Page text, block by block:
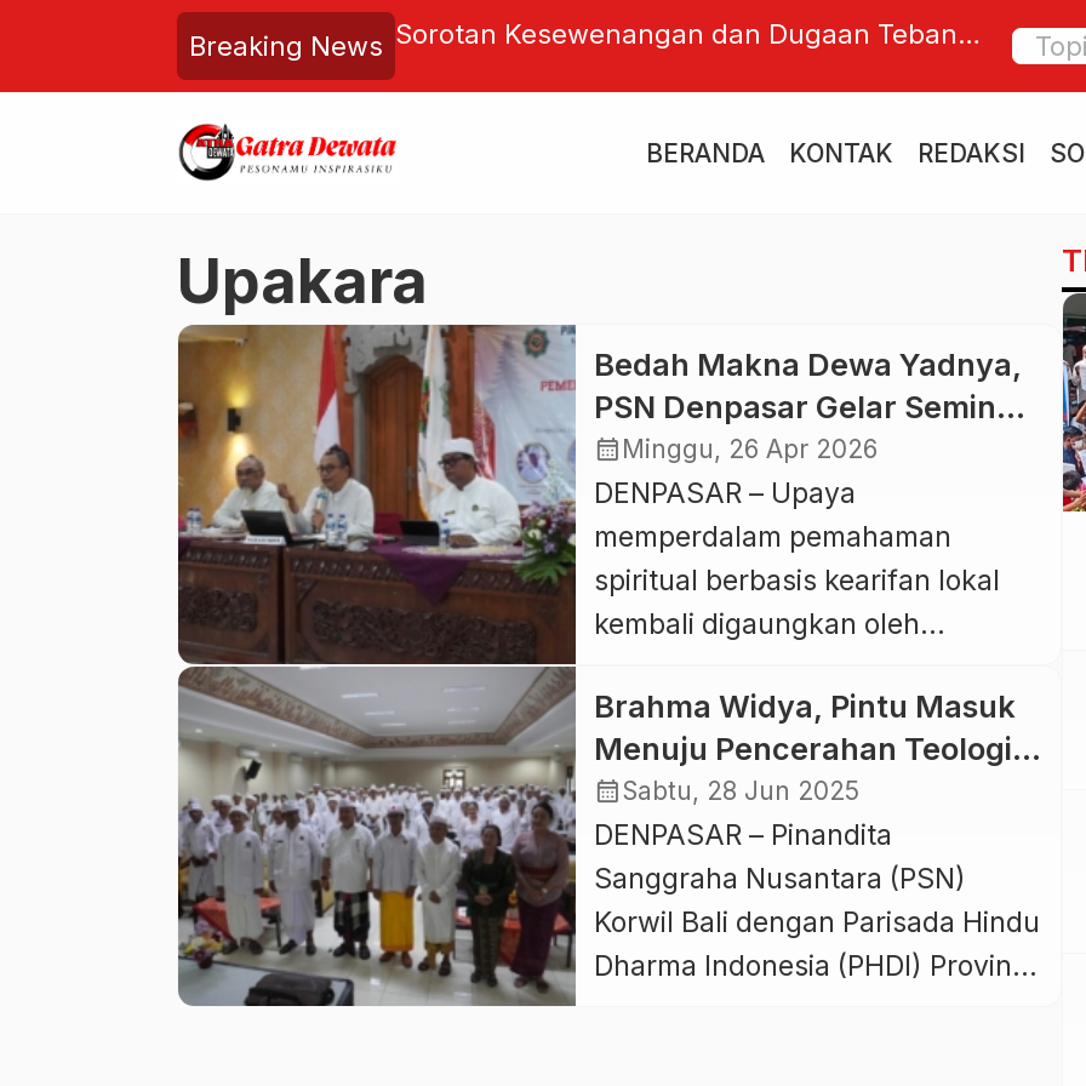
Breaking News
Satukan 1.200 Pelari di
Bali sebagai Destinasi Gaya
Sorotan Kesewenangan dan Dugaan Tebang
BERANDA KONTAK REDAKSI
Upakara
Bedah Makna Dewa Yadnya,
PSN Denpasar Gelar Seminar
Pemendakan dan
Pedatengan
calendar_month Minggu, 26 Apr 2026
DENPASAR – Upaya
memperdalam pemahaman
spiritual berbasis kearifan lokal
kembali digaungkan oleh
(PSN) Koordinator Daerah Kota
Denpasar melalui
penyelenggaraan seminar
bertajuk Upacara Dewa Yadnya,
Pemendakan dan Pedatengan,
Minggu (26/4/2026). Kegiatan
yang berlangsung di Gedung
Brahma Widya, Pintu Masuk
Menuju Pencerahan Teologi
Hindu Tradisi Bali
calendar_monthSabtu, 28 Jun 2025
DENPASAR – Pinandita
Sanggraha Nusantara (PSN)
Korwil Bali dengan Parisada Hindu
Dharma Indonesia (PHDI) Provinsi